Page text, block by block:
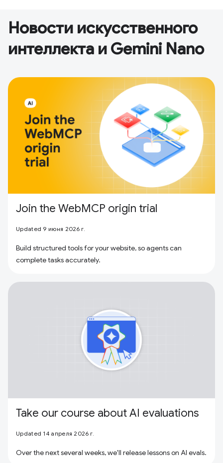
Новости искусственного
интеллекта и Gemini Nano
Join the WebMCP origin trial
Updated 9 июня 2026 г.
Build structured tools for your website, so agents can
complete tasks accurately.
Take our course about AI evaluations
Updated 14 апреля 2026 г.
Over the next several weeks, we'll release lessons on AI evals.